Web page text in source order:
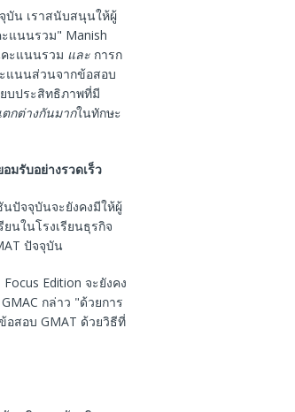
บัน เราสนับสนุนให้ผู้
ะแนนรวม" Manish
ะแนนรวม และการก
แนนส่วนจากข้อสอบ
ยบประสิทธิภาพที่มี
กต่างกันมากในทักษะ
มรับอย่างรวดเร็ว
นปัจจุบันจะยังคงมีให้ผู้
นในโรงเรียนธุรกิจ
ปัจจุบัน
Edition จะยังคง
กล่าว "ด้วยการ
สอบ GMAT ด้วยวิธีที่